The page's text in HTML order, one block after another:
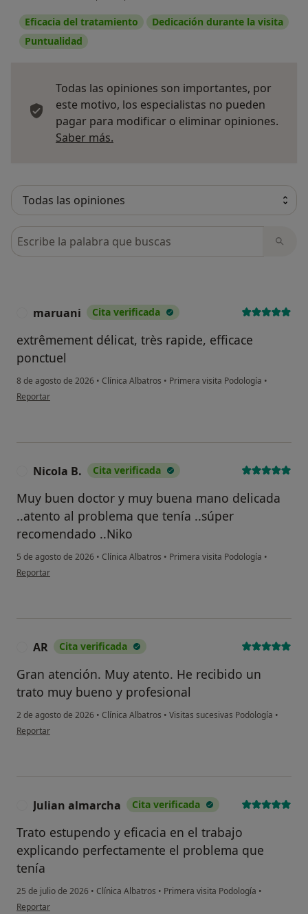
Eficacia del tratamiento
Dedicación durante la visita
Puntualidad
Todas las opiniones son importantes, por
este motivo, los especialistas no pueden
pagar para modificar o eliminar opiniones.
Saber más.
Busca en opiniones
maruani Cita verificada
extrêmement délicat, très rapide, efficace
ponctuel
8 de agosto de 2026 • Clínica Albatros • Primera visita Podología •
en opinión del usuario maruani
Reportar
Nicola B. Cita verificada
Muy buen doctor y muy buena mano delicada
..atento al problema que tenía ..súper
recomendado ..Niko
5 de agosto de 2026 • Clínica Albatros • Primera visita Podología •
en opinión del usuario Nicola B.
Reportar
AR Cita verificada
Gran atención. Muy atento. He recibido un
trato muy bueno y profesional
2 de agosto de 2026 • Clínica Albatros • Visitas sucesivas Podología •
en opinión del usuario AR
Reportar
Julian almarcha Cita verificada
Trato estupendo y eficacia en el trabajo
explicando perfectamente el problema que
tenía
25 de julio de 2026 • Clínica Albatros • Primera visita Podología •
en opinión del usuario Julian almarcha
Reportar